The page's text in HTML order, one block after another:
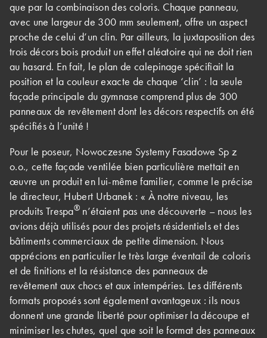
que par la combinaison des coloris. Chaque panneau,
avec une largeur de 300 mm seulement, offre un aspect
proche de celui d’un clin. Par ailleurs, la juxtaposition des
trois décors bois produit un effet aléatoire qui ne doit rien
au hasard. En fait, le plan de calepinage spécifiait la
position et la couleur exacte de chaque ‘clin’ : la seule
façade principale du gymnase comprend plus de 300
panneaux de revêtement dont les décors respectifs on été
spécifiés à l’unité !
Pour le poseur, Nowoczesne Systemy Fasadowe Sp z
o.o., cette façade ventilée bien particulière mettait en
œuvre un produit en lui-même familier, comme le précise
le directeur, Hubert Urbanek : « À notre niveau, les
produits Trespa® n’étaient pas une découverte – nous les
avions déjà utilisés pour des projets résidentiels et des
bâtiments commerciaux de petite dimension. Nous
apprécions en particulier le très large éventail de coloris
et de finitions et la résistance des panneaux de
revêtement aux chocs et aux intempéries. Les différents
formats proposés sont également avantageux : ils nous
donnent une grande liberté pour optimiser la découpe et
minimiser les chutes, quel que soit le format des panneaux